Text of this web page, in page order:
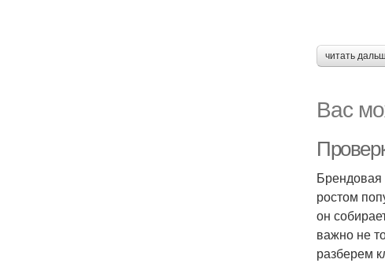
читать
Вас
Брендовая
ростом
он
важно не
разберем